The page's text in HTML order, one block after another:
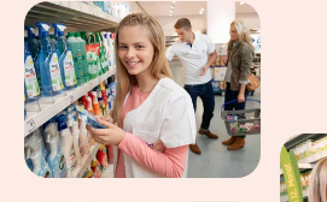
Eindrücke aus dem